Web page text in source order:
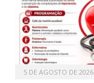
5 DE AGOSTO DE 2026